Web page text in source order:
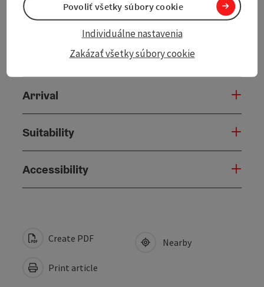
Prices
Arrival
Suitability
Accessibility
Create PDF
Print article
Nearby
Zakázať všetky súbory cookie
Individuálne nastavenia
Povoliť všetky súbory cookie